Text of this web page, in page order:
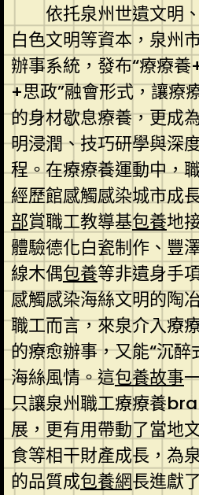
依托泉州世遺文明
白色文明等資本，泉州
辦事系統，發布“療療養
+思政”融會形式，讓療
的身材歇息療養，更成
明浸潤、技巧研學與深
程。在療療養運動中，
經歷館感觸感染城市成
部賞職工教導基包養地
體驗德化白瓷制作、豐
線木偶包養等非遺身手
感觸感染海絲文明的陶
職工而言，來泉介入療
的療愈辦事，又能“沉醉
海絲風情。這包養故事
只讓泉州職工療療養
展，更有用帶動了當地
食等相干財產成長，為
的品質成包養網長進獻